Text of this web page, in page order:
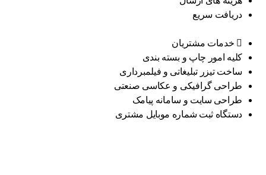
دریافت سریع
خدمات مشتریان
کلیه امور چاپ و بسته بندی
ساخت تیزر تبلیغاتی و فیلمبرداری
طراحی گرافیکی و عکاسی صنعتی
طراحی سایت و سامانه پیامک
دستگاه ثبت شماره موبایل مشتری